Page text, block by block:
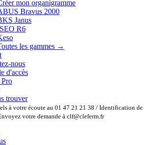
mon organigramme
Bravus 2000
Janus
R6
les gammes →
nous
d'accès
Pro
trouver
à votre écoute au 01 47 21 21 38 / Identification de
votre demande à clf@cleferm.fr